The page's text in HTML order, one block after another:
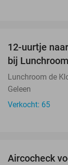
12-uurtje
bij
Lunchroom de
Geleen
Verkocht: 65
Aircocheck